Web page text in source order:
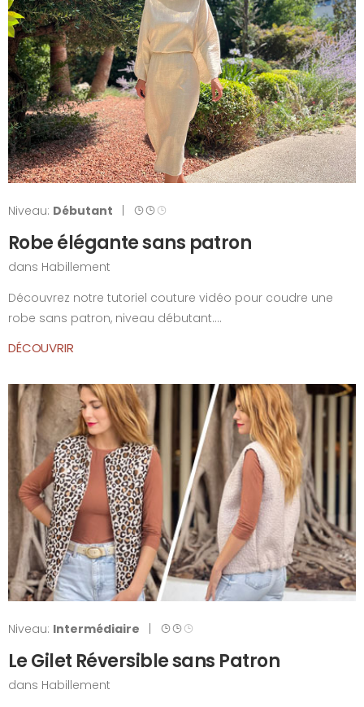
Niveau: Débutant |
Robe élégante sans patron
dans Habillement
Découvrez notre tutoriel couture vidéo pour coudre une
robe sans patron, niveau débutant....
DÉCOUVRIR
Niveau: Intermédiaire
Le Gilet Réversible sans Patron
dans Habillement